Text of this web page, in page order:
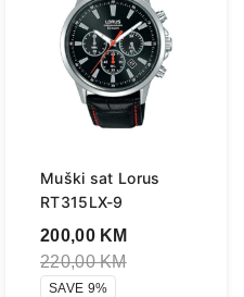
Muški sat Lorus
RT315LX-9
200,00 KM
220,00KM
SAVE 9%